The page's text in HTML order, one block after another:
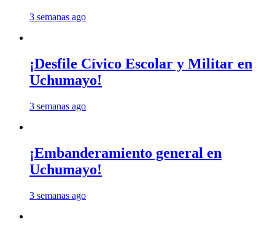
3 semanas ago
¡Desfile Cívico Escolar y Militar en
Uchumayo!
3 semanas ago
¡Embanderamiento general en
Uchumayo!
3 semanas ago